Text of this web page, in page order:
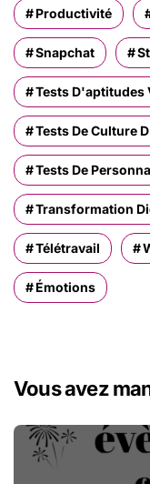
Productivité
Snapchat
Tests D'aptitudes
Tests De Culture
Tests De
Transformation
Télétravail
Émotions
Vous avez